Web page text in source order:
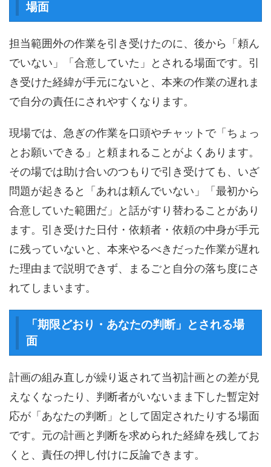
場面
担当範囲外の作業を引き受けたのに、後から「頼ん
でいない」「合意していた」とされる場面です。引
き受けた経緯が手元にないと、本来の作業の遅れま
で自分の責任にされやすくなります。
現場では、急ぎの作業を口頭やチャットで「ちょっ
とお願いできる」と頼まれることがよくあります。
その場では助け合いのつもりで引き受けても、いざ
問題が起きると「あれは頼んでいない」「最初から
合意していた範囲だ」と話がすり替わることがあり
ます。引き受けた日付・依頼者・依頼の中身が手元
に残っていないと、本来やるべきだった作業が遅れ
た理由まで説明できず、まるごと自分の落ち度にさ
れてしまいます。
「期限どおり・あなたの判断」とされる場
面
計画の組み直しが繰り返されて当初計画との差が見
えなくなったり、判断者がいないまま下した暫定対
応が「あなたの判断」として固定されたりする場面
です。元の計画と判断を求められた経緯を残してお
くと、責任の押し付けに反論できます。